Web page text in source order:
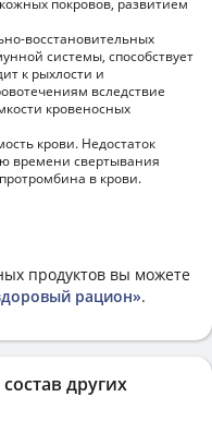
восстановительных
системы, способствует
к рыхлости и
вследствие
кровеносных
крови. Недостаток
времени свертывания
в крови.
продуктов вы можете
рацион».
других